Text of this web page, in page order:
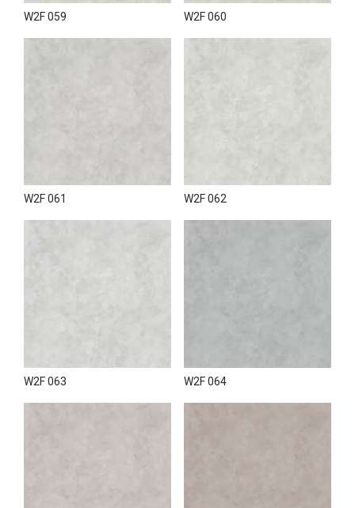
W2F 059 W2F 060
W2F 061 W2F 062
W2F 063 W2F 064